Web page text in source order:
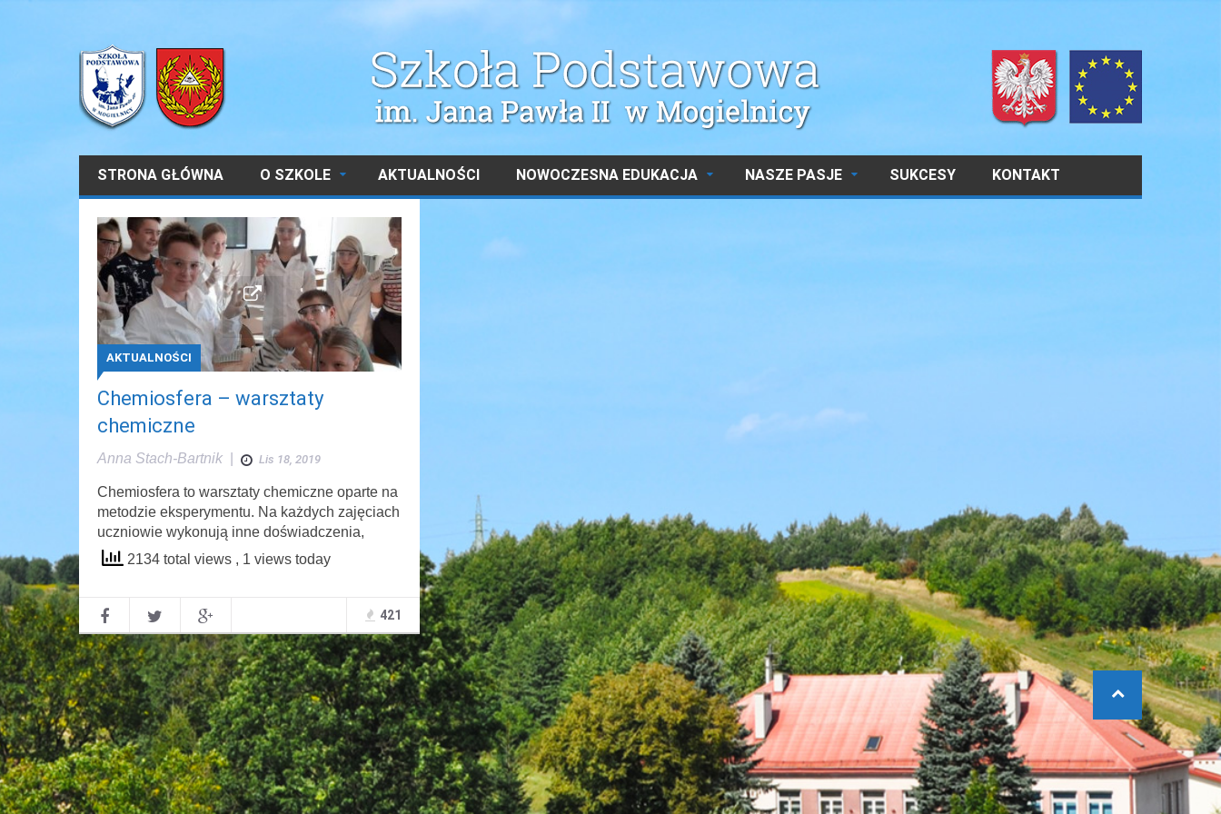
STRONA GŁÓWNA O SZKOLE AKTUALNOŚCI NOWOCZESNA EDUKACJA NASZE PASJE SUKCESY KONTAKT
AKTUALNOŚCI
Chemiosfera – warsztaty
chemiczne
Anna Stach-Bartnik Lis 18, 2019
Chemiosfera to warsztaty chemiczne oparte na
metodzie eksperymentu. Na każdych zajęciach
uczniowie wykonują inne doświadczenia,
2134 total views , 1 views today
421